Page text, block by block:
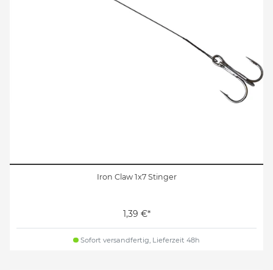
Iron Claw 1x7 Stinger
1,39 €*
Sofort versandfertig, Lieferzeit 48h